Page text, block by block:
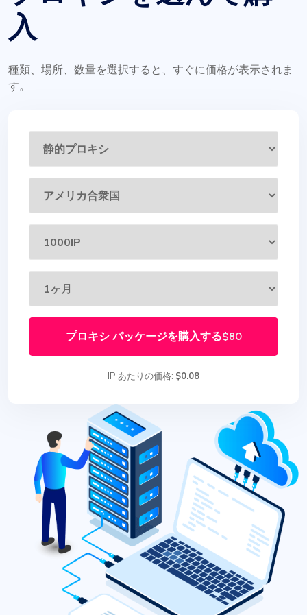
入
種類、場所、数量を選択すると、すぐに価格が表示されま
す。
プロキシ パッケージを購入する$80
IP あたりの価格: $0.08